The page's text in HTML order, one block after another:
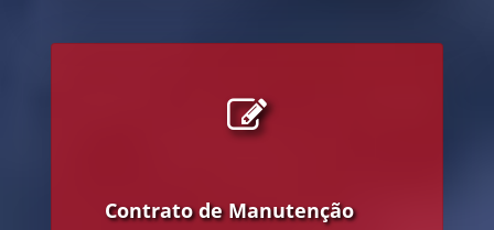
Contrato de Manutenção